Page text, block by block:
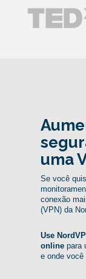
uma
Se você
conexão
(VPN) da
Use
online para
e onde você